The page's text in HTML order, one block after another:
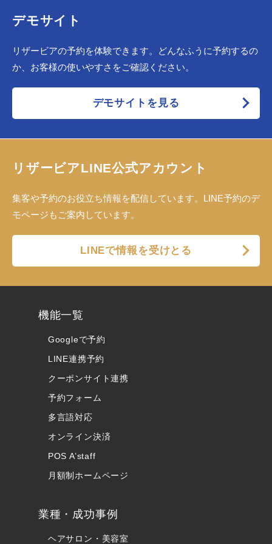
デモサイト
リザービアの予約を体験できます。どんなふうに予約するの
か、お客様の使いやすさをご確認ください。
デモサイトを見る
リザービアLINE公式アカウント
集客や予約のお役立ち情報を配信しています。LINE予約のデ
モページもご案内しています。
LINEで情報を受けとる
機能一覧
Googleで予約
LINE連携予約
クーポンサイト連携
予約フォーム
多言語対応
オンライン決済
POS A’staff
月額制ホームページ
業種・成功事例
ヘアサロン・美容室